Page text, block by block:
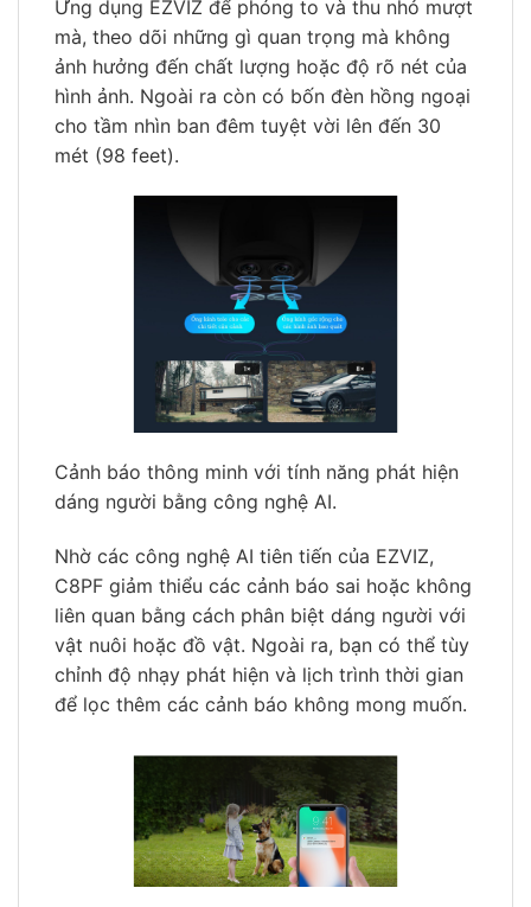
Ứng dụng EZVIZ để phóng to và thu nhỏ mượt
mà, theo dõi những gì quan trọng mà không
ảnh hưởng đến chất lượng hoặc độ rõ nét của
hình ảnh. Ngoài ra còn có bốn đèn hồng ngoại
cho tầm nhìn ban đêm tuyệt vời lên đến 30
mét (98 feet).
Cảnh báo thông minh với tính năng phát hiện
dáng người bằng công nghệ AI.
Nhờ các công nghệ AI tiên tiến của EZVIZ,
C8PF giảm thiểu các cảnh báo sai hoặc không
liên quan bằng cách phân biệt dáng người với
vật nuôi hoặc đồ vật. Ngoài ra, bạn có thể tùy
chỉnh độ nhạy phát hiện và lịch trình thời gian
để lọc thêm các cảnh báo không mong muốn.